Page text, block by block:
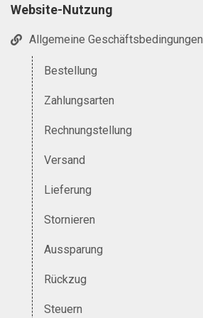
Website-Nutzung
Allgemeine Geschäftsbedingungen
Bestellung
Zahlungsarten
Rechnungstellung
Versand
Lieferung
Stornieren
Aussparung
Rückzug
Steuern